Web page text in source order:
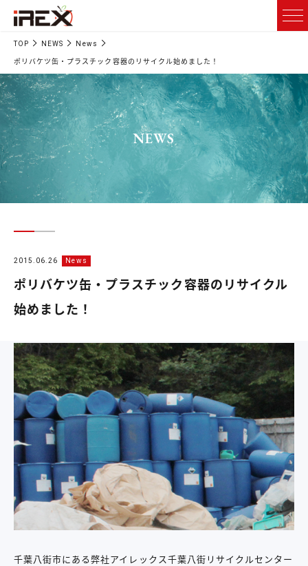
TOP NEWS News
ポリバケツ缶・プラスチック容器のリサイクル始めました！
NEWS
2015.06.26 News
ポリバケツ缶・プラスチック容器のリサイクル
始めました！
千葉八街市にある弊社アイレックス千葉八街リサイクルセンター